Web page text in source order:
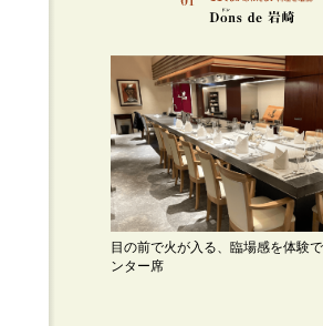
目の前で火が入る、臨場感を体験
ンター席